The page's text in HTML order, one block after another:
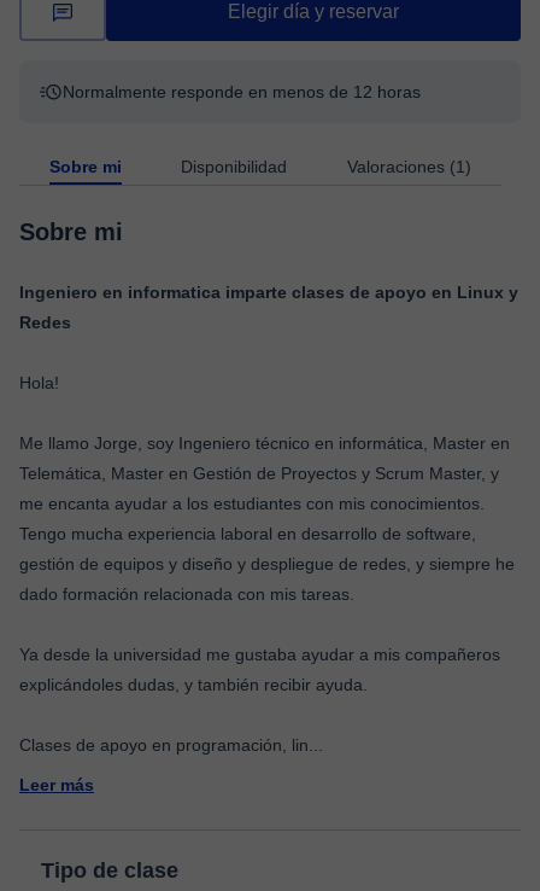
Elegir día y reservar
Normalmente responde en menos de 12 horas
Sobre mi Disponibilidad Valoraciones (1)
Sobre mi
Ingeniero en informatica imparte clases de apoyo en Linux y
Redes
Hola!
Me llamo Jorge, soy Ingeniero técnico en informática, Master en
Telemática, Master en Gestión de Proyectos y Scrum Master, y
me encanta ayudar a los estudiantes con mis conocimientos.
Tengo mucha experiencia laboral en desarrollo de software,
gestión de equipos y diseño y despliegue de redes, y siempre he
dado formación relacionada con mis tareas.
Ya desde la universidad me gustaba ayudar a mis compañeros
explicándoles dudas, y también recibir ayuda.
Clases de apoyo en programación, lin
Leer más
Tipo de clase